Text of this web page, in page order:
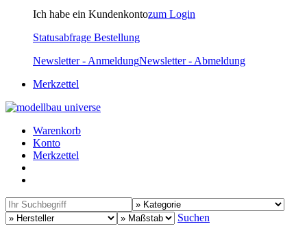
Ich habe ein Kundenkontozum Login
Statusabfrage Bestellung
Newsletter - AnmeldungNewsletter - Abmeldung
Merkzettel
Warenkorb
Konto
Merkzettel
Suchen